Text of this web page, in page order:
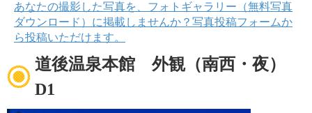
あなたの撮影した写真を、フォトギャラリー（無料写真
ダウンロード）に掲載しませんか？写真投稿フォームか
ら投稿いただけます。
道後温泉本館 外観（南西・夜）
D1